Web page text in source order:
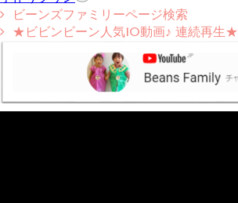
ビーンズファミリーページ検索
★ビビンビーン人気10動画♪ 連続再生★